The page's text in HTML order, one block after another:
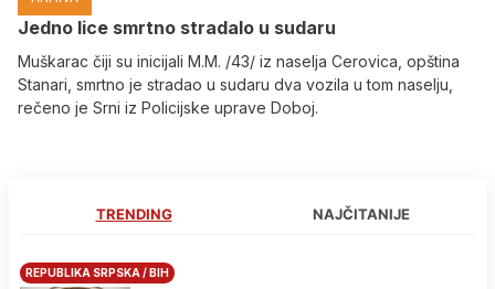
Јedno lice smrtno stradalo u sudaru
Muškarac čiji su inicijali M.M. /43/ iz naselja Cerovica, opština
Stanari, smrtno je stradao u sudaru dva vozila u tom naselju,
rečeno je Srni iz Policijske uprave Doboj.
TRENDING NAJČITANIJE
REPUBLIKA SRPSKA / BIH